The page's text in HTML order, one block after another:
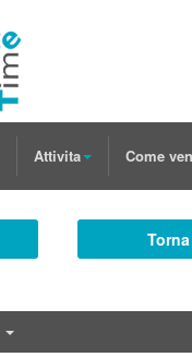
Attivita Come